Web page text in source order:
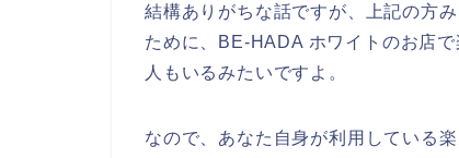
結構ありがちな話ですが、上記の方
ために、BE-HADA ホワイトのお店
人もいるみたいですよ。
なので、あなた自身が利用している